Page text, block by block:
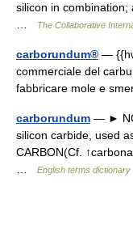
silicon in combination;
The Collaborative
carborundum® —
commerciale del
fabbricare mole e
carborundum — ►
silicon carbide, used
CARBON(Cf.
English terms dictionary